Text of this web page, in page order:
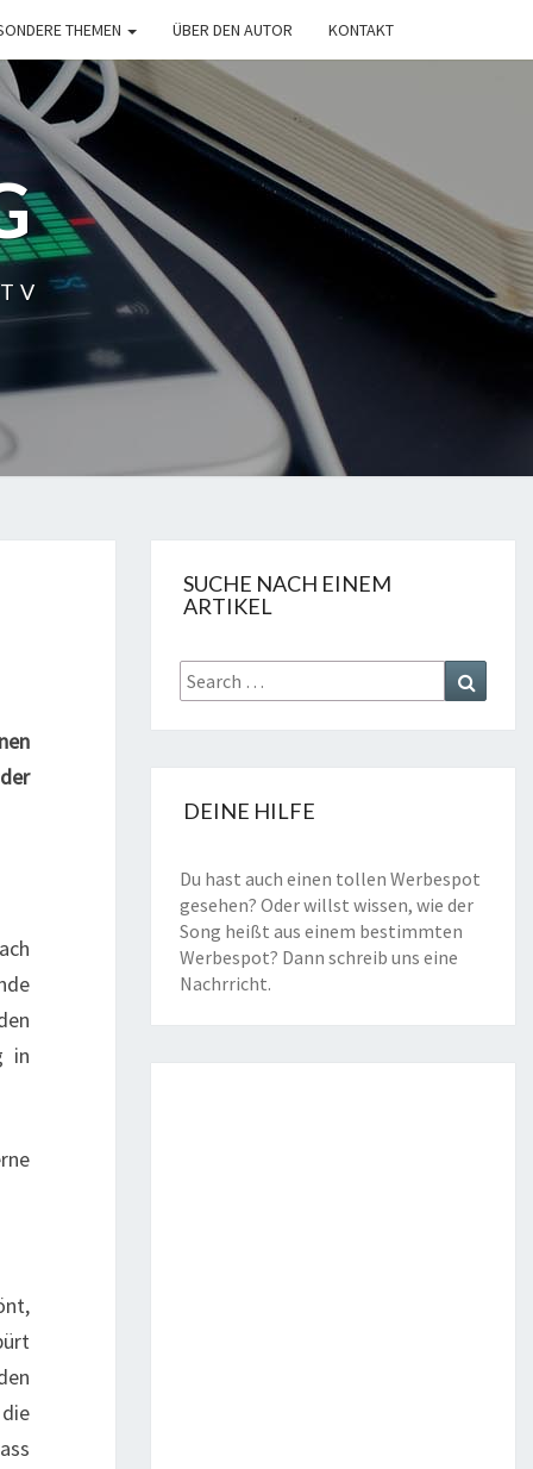
THEMEN ÜBER DEN AUTOR KONTAKT
in
SUCHE NACH EINEM
ARTIKEL
Search
for:
DEINE HILFE
Du hast auch einen tollen Werbespot
gesehen? Oder willst wissen, wie der
Song heißt aus einem bestimmten
Werbespot? Dann schreib uns eine
Nachrricht.